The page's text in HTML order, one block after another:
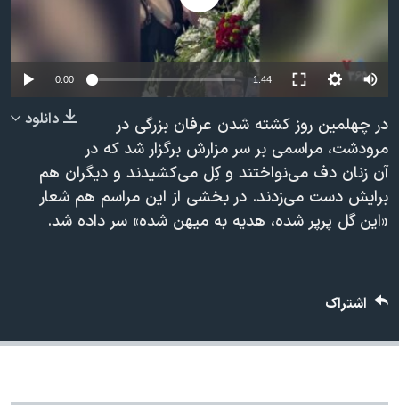
اقتصادی
اسرائیل در جنگ
گالری عکس
آرشیو پخش زنده
انتخابات ریاست جمهوری آمریکا ۲۰۲۴
حمله جمهوری اسلامی به اسرائیل
ورزش زنان در ایران
اعتراضات زن، زندگی، آزادی
مجموعه مستندهای دادخواهی
چهل سال گروگان‌گیری
اسرائیل در جنگ
زبانهای مختلف
Auto
240p
360p
480p
720p
1080p
0:00 1:44
360p
480p
720p
دانلود
در چهلمین روز کشته شدن عرفان بزرگی در
مرودشت، مراسمی بر سر مزارش برگزار شد که در
آن زنان دف می‌نواختند و کِل می‌کشیدند و دیگران هم
برایش دست می‌زدند. در بخشی از این مراسم هم شعار
«این گل پرپر شده، هدیه به میهن شده» سر داده شد.
اشتراک